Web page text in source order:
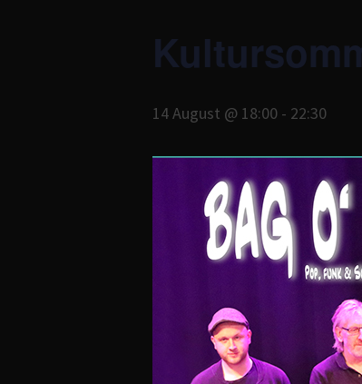
14 August @ 18:00 - 22:30